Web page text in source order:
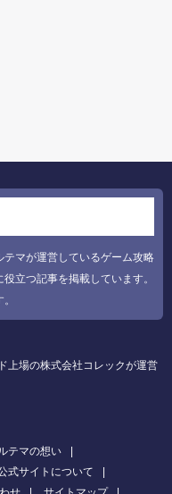
マが運営しているゲーム攻略
立つ記事を掲載しています。
上場の株式会社コレックが運営
テマの想い
式サイトについて